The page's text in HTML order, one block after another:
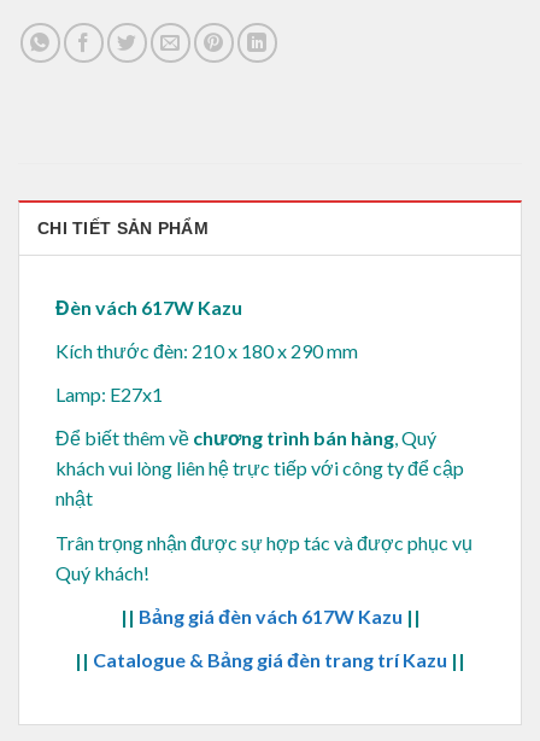
CHI TIẾT SẢN PHẨM
Đèn vách 617W Kazu
Kích thước đèn: 210 x 180 x 290 mm
Lamp: E27x1
Để biết thêm về chương trình bán hàng, Quý
khách vui lòng liên hệ trực tiếp với công ty để cập
nhật
Trân trọng nhận được sự hợp tác và được phục vụ
Quý khách!
|| Bảng giá đèn vách 617W Kazu ||
|| Catalogue & Bảng giá đèn trang trí Kazu ||